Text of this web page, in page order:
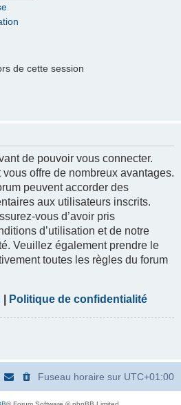
de cette session
de pouvoir vous connecter.
vous offre de nombreux avantages.
peuvent accorder des
aux utilisateurs inscrits.
vous d’avoir pris
d’utilisation et de notre
Veuillez également prendre le
toutes les règles du forum
Politique de confidentialité
Fuseau horaire sur UTC+01:00